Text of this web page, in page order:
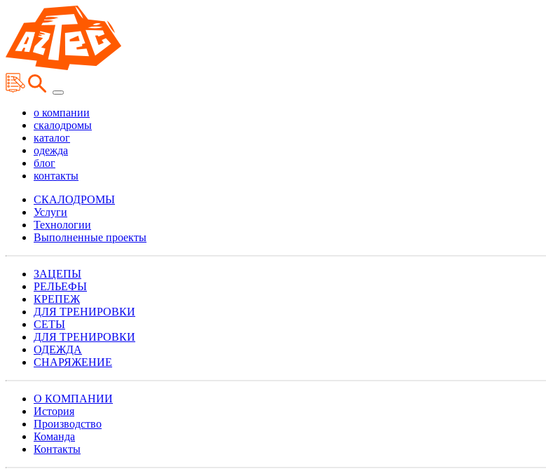
о компании
скалодромы
каталог
одежда
блог
контакты
СКАЛОДРОМЫ
Услуги
Технологии
Выполненные проекты
ЗАЦЕПЫ
РЕЛЬЕФЫ
КРЕПЕЖ
ДЛЯ ТРЕНИРОВКИ
СЕТЫ
ДЛЯ ТРЕНИРОВКИ
ОДЕЖДА
СНАРЯЖЕНИЕ
О КОМПАНИИ
История
Производство
Команда
Контакты